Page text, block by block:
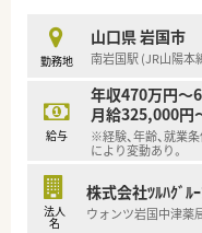
す。
【法人特徴について】
■東証プライム上
中国地方に115店
を誇ります。
■医療や介護およ
地域インフラとし
注力しています。
■最新の電子天秤一
おり、調剤過誤を
勤務地
山口県 岩国市
南岩国駅 (JR山陽本
給与
年収470万円～
月給325,000円
※経験、年齢、就業
により変動あり。
法人
名
株式会社ﾂﾙﾊｸﾞﾙ
ウォンツ岩国中津薬